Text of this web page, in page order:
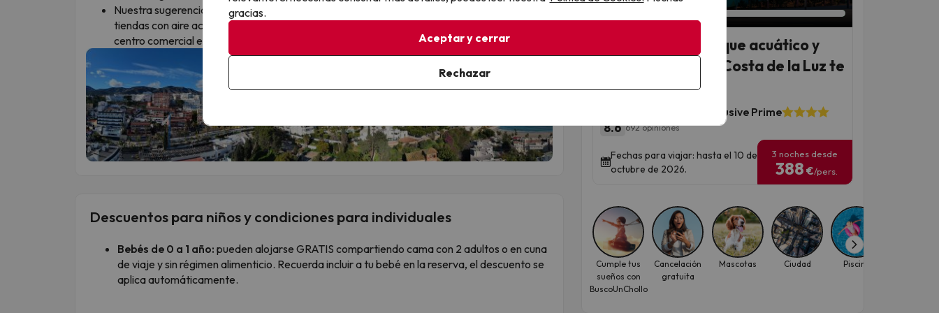
Nuestra sugerencia: Si necesitas hacer una compra grande o te apetece una tarde de
tiendas con aire acondicionado, coge el tren y bájate en la parada Plaza Mayor. Es un
centro comercial enorme al aire libre que está a solo 2 paradas y tiene de todo.
Descuentos para niños y condiciones para individuales
Bebés de 0 a 1 año: pueden alojarse GRATIS compartiendo cama con 2 adultos o en cuna
de viaje y sin régimen alimenticio. Recuerda incluir a tu bebé en la reserva, el descuento se
aplica automáticamente.
Resort 4* con parque acuático y
Todo Incluido, ¡La Costa de la Luz te
espera!
ON City Resort - All Inclusive Prime
8.6 692 opiniones
Fechas para viajar: hasta el 10 de
octubre de 2026.
3 noches desde
388 €/pers.
Cumple tus
sueños con
BuscoUnChollo
Cancelación
gratuita
Mascotas Ciudad Piscina
gracias.
Aceptar y cerrar
Rechazar